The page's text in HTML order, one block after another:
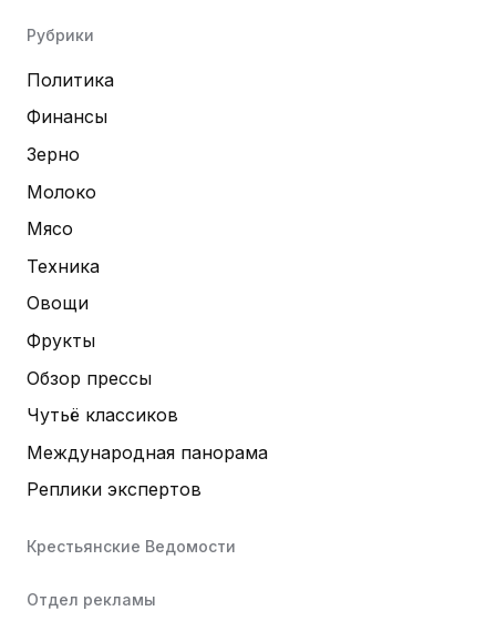
Рубрики
Политика
Финансы
Зерно
Молоко
Мясо
Техника
Овощи
Фрукты
Обзор прессы
Чутьё классиков
Международная панорама
Реплики экспертов
Крестьянские Ведомости
Отдел рекламы